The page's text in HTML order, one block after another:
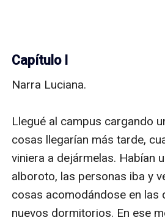
Capítulo I
Narra Luciana.
Llegué al campus cargando
cosas llegarían más tarde,
viniera a dejármelas. Habían
alboroto, las personas iba y
cosas acomodándose en las
nuevos dormitorios. En ese